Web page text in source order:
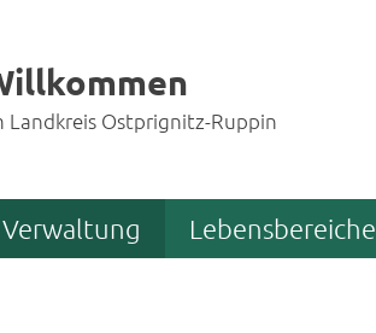
Landkreis Ostprignitz-Ruppin
Verwaltung Lebensbereiche